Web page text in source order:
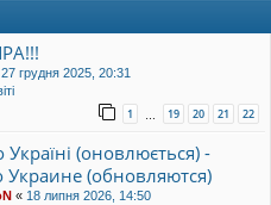
27 грудня 2025, 20:31
1 … 19 20 21 22
(оновлюється) -
(обновляются)
« 18 липня 2026, 14:50